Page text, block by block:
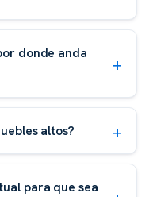
donde anda
altos?
para que sea